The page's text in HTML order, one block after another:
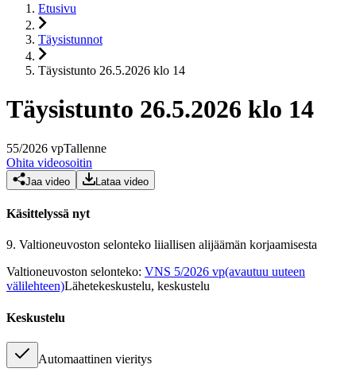
Etusivu
Täysistunnot
Täysistunto 26.5.2026 klo 14
Täysistunto 26.5.2026 klo 14
55/2026 vpTallenne
Ohita videosoitin
Jaa video Lataa video
Käsittelyssä nyt
9. Valtioneuvoston selonteko liiallisen alijäämän korjaamisesta
Valtioneuvoston selonteko: VNS 5/2026 vp(avautuu uuteen
välilehteen)Lähetekeskustelu, keskustelu
Keskustelu
Automaattinen vieritys